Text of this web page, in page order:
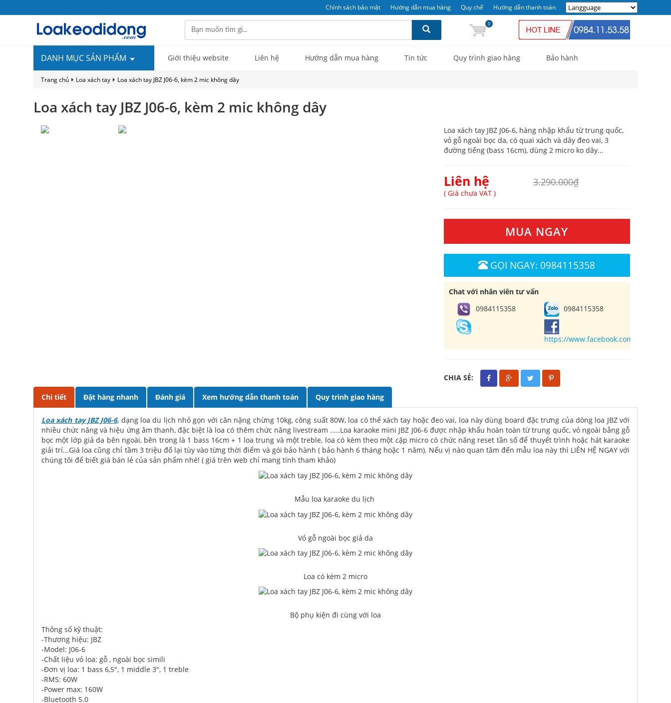
Chính sách bảo mật Hướng dẫn mua hàng Quy chế Hướng dẫn thanh toán
0
DANH MỤC SẢN PHẨM Giới thiệu website Liên hệ Hướng dẫn mua hàng Tin tức Quy trình giao hàng Bảo hành
Trang chủ Loa xách tay Loa xách tay JBZ J06-6, kèm 2 mic không dây
Loa xách tay JBZ J06-6, kèm 2 mic không dây
Loa xách tay JBZ J06-6, hàng nhập khẩu từ trung quốc,
vỏ gỗ ngoài bọc da, có quai xách và dây đeo vai, 3
đường tiếng (bass 16cm), dùng 2 micro ko dây...
Liên hệ 3.290.000₫
( Giá chưa VAT )
MUA NGAY
GỌI NGAY: 0984115358
Chat với nhân viên tư vấn
0984115358
0984115358
https://www.facebook.com/
CHIA SẺ:
Chi tiết Đặt hàng nhanh Đánh giá Xem hướng dẫn thanh toán Quy trình giao hàng
Loa xách tay JBZ J06-6, dạng loa du lịch nhỏ gọn với cân nặng chừng 10kg, công suất 80W, loa có thể xách tay hoặc đeo vai, loa này dùng board đặc trưng của dòng loa JBZ với
nhiều chức năng và hiệu ứng âm thanh, đặc biệt là loa có thêm chức năng livestream .....Loa karaoke mini JBZ J06-6 được nhập khẩu hoàn toàn từ trung quốc, vỏ ngoài bằng gỗ
bọc một lớp giả da bên ngoài, bên trong là 1 bass 16cm + 1 loa trung và một treble, loa có kèm theo một cặp micro có chức năng reset tần số để thuyết trình hoặc hát karaoke
giải trí...Giá loa cũng chỉ tầm 3 triệu đổ lại tùy vào từng thời điểm và gói bảo hành ( bảo hành 6 tháng hoặc 1 năm). Nếu vị nào quan tâm đến mẫu loa này thì LIÊN HỆ NGAY với
chúng tôi để biết giá bán lẻ của sản phẩm nhé! ( giá trên web chỉ mang tính tham khảo)
Mẫu loa karaoke du lịch
Vỏ gỗ ngoài bọc giả da
Loa có kèm 2 micro
Bộ phụ kiện đi cùng với loa
Thông số kỹ thuật:
-Thương hiệu: JBZ
-Model: J06-6
-Chất liệu vỏ loa: gỗ , ngoài bọc simili
-Đơn vị loa: 1 bass 6,5", 1 middle 3", 1 treble
-RMS: 60W
-Power max: 160W
-Bluetooth 5.0